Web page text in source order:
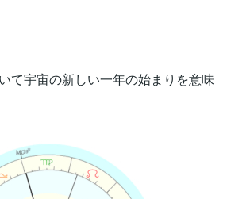
て宇宙の新しい一年の始まりを意味